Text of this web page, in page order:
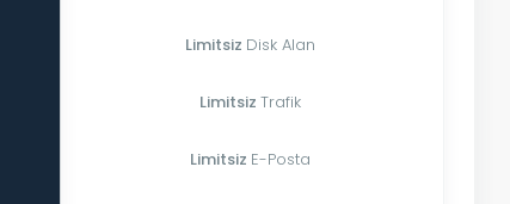
Limitsiz Disk Alan
LimitsizTrafik
Limitsiz E-Posta